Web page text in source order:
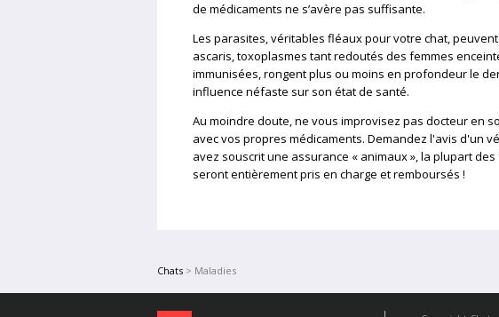
de médicaments ne s’avère pas suffisante.
Les parasites, véritables fléaux pour votre chat,
ascaris, toxoplasmes tant redoutés des femmes
immunisées, rongent plus ou moins en profondeur le
influence néfaste sur son état de santé.
Au moindre doute, ne vous improvisez pas docteur en
avec vos propres médicaments. Demandez l'avis d'un
avez souscrit une assurance « animaux », la plupart
seront entièrement pris en charge et remboursés !
Chats > Maladies